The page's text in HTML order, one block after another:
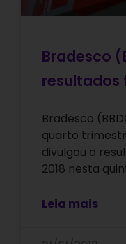
Bradesco
resultados
Bradesco
quarto
divulgou o
2018 nesta
Leia mais